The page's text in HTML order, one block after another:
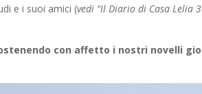
e i suoi amici (vedi “Il Diario di Casa Lelia
con affetto i nostri novelli